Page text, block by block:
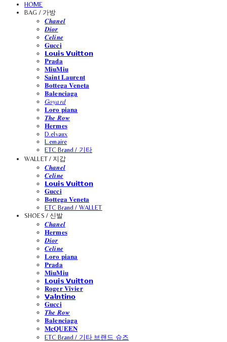
HOME
BAG / 가방
𝑪𝒉𝒂𝒏𝒆𝒍
𝑫𝒊𝒐𝒓
𝑪𝒆𝒍𝒊𝒏𝒆
𝐆𝐮𝐜𝐜𝐢
𝗟𝗼𝘂𝗶𝘀 𝗩𝘂𝗶𝘁𝘁𝗼𝗻
𝐏𝐫𝐚𝐝𝐚
𝐌𝐢𝐮𝐌𝐢𝐮
𝐒𝐚𝐢𝐧𝐭 𝐋𝐚𝐮𝐫𝐞𝐧𝐭
𝐁𝐨𝐭𝐭𝐞𝐠𝐚 𝐕𝐞𝐧𝐞𝐭𝐚
𝐁𝐚𝐥𝐞𝐧𝐜𝐢𝐚𝐠𝐚
𝐺𝑜𝑦𝑎𝑟𝑑
𝐋𝐨𝐫𝐨 𝐩𝐢𝐚𝐧𝐚
𝑻𝒉𝒆 𝑹𝒐𝒘
𝐇𝐞𝐫𝐦𝐞𝐬
D.elvaux
L.emaire
ETC Brand / 기타
WALLET / 지갑
𝑪𝒉𝒂𝒏𝒆𝒍
𝑪𝒆𝒍𝒊𝒏𝒆
𝗟𝗼𝘂𝗶𝘀 𝗩𝘂𝗶𝘁𝘁𝗼𝗻
𝐆𝐮𝐜𝐜𝐢
𝐁𝐨𝐭𝐭𝐞𝐠𝐚 𝐕𝐞𝐧𝐞𝐭𝐚
ETC Brand / WALLET
SHOES / 신발
𝑪𝒉𝒂𝒏𝒆𝒍
𝐇𝐞𝐫𝐦𝐞𝐬
𝑫𝒊𝒐𝒓
𝑪𝒆𝒍𝒊𝒏𝒆
𝐋𝐨𝐫𝐨 𝐩𝐢𝐚𝐧𝐚
𝐏𝐫𝐚𝐝𝐚
𝐌𝐢𝐮𝐌𝐢𝐮
𝗟𝗼𝘂𝗶𝘀 𝗩𝘂𝗶𝘁𝘁𝗼𝗻
𝐑𝐨𝐠𝐞𝐫 𝐕𝐢𝐯𝐢𝐞𝐫
𝗩𝗮𝗹𝗻𝘁𝗶𝗻𝗼
𝐆𝐮𝐜𝐜𝐢
𝑻𝒉𝒆 𝑹𝒐𝒘
𝐁𝐚𝐥𝐞𝐧𝐜𝐢𝐚𝐠𝐚
𝐌𝐜𝐐𝐔𝐄𝐄𝐍
ETC Brand / 기타 브랜드 슈즈